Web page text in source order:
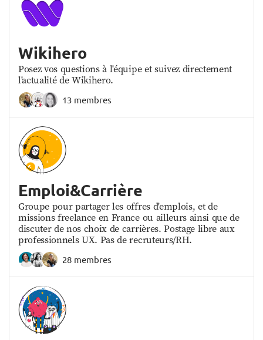
Wikihero
Posez vos questions à l'équipe et suivez directement
l'actualité de Wikihero.
13 membres
Emploi&Carrière
Groupe pour partager les offres d'emplois, et de
missions freelance en France ou ailleurs ainsi que de
discuter de nos choix de carrières. Postage libre aux
professionnels UX. Pas de recruteurs/RH.
28 membres